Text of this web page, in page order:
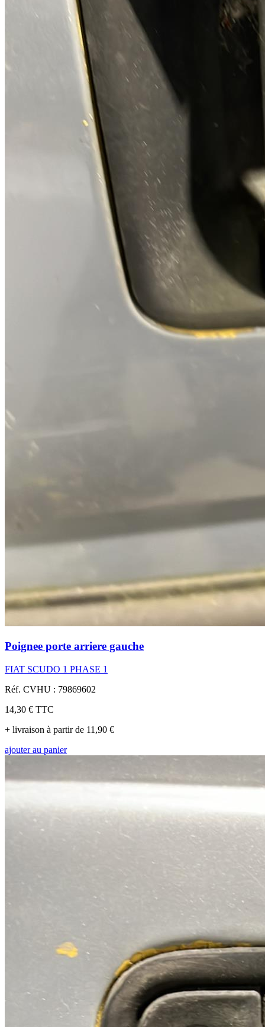
Poignee porte arriere gauche
FIAT SCUDO 1 PHASE 1
Réf. CVHU : 79869602
14,30 € TTC
+ livraison à partir de 11,90 €
ajouter au panier